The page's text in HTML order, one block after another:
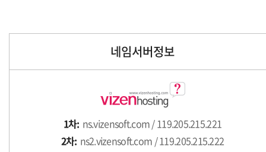
네임서버정보
1차: ns.vizensoft.com / 119.205.215.221
2차: ns2.vizensoft.com / 119.205.215.222